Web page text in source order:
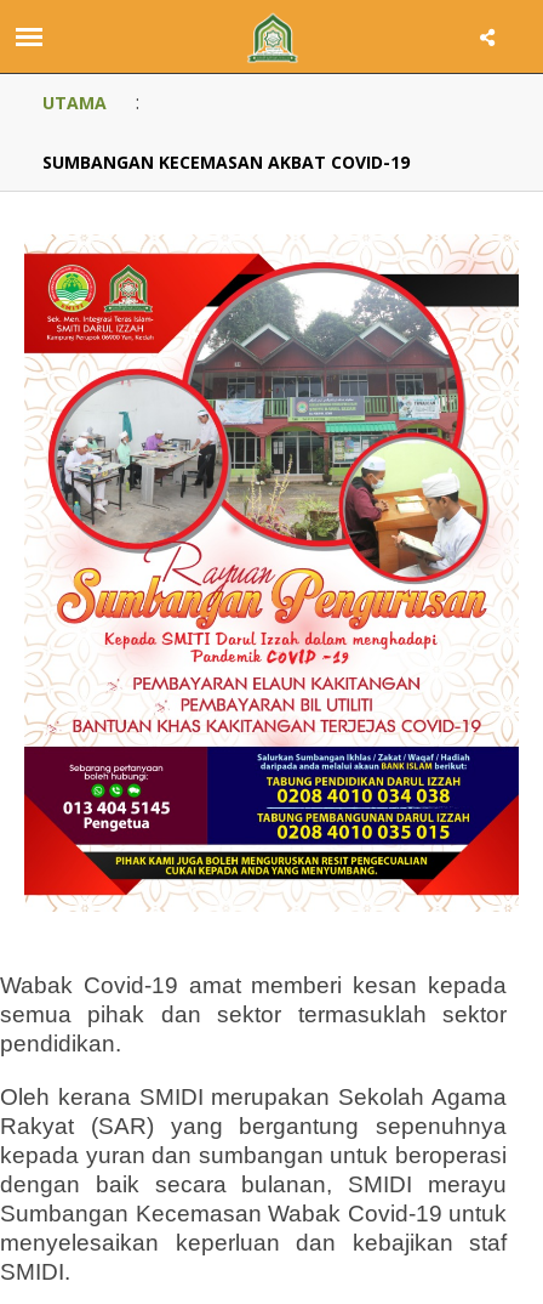
UTAMA :
SUMBANGAN KECEMASAN AKBAT COVID-19
Wabak Covid-19 amat memberi kesan kepada
semua pihak dan sektor termasuklah sektor
pendidikan.
Oleh kerana SMIDI merupakan Sekolah Agama
Rakyat (SAR) yang bergantung sepenuhnya
kepada yuran dan sumbangan untuk beroperasi
dengan baik secara bulanan, SMIDI merayu
Sumbangan Kecemasan Wabak Covid-19 untuk
menyelesaikan keperluan dan kebajikan staf
SMIDI.